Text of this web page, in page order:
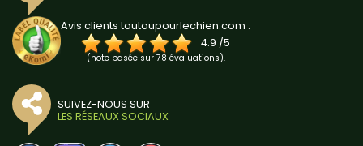
Avis clients toutoupourlechien.com :
4.9 /5
(note basée sur 78 évaluations).
SUIVEZ-NOUS SUR
LES RÉSEAUX SOCIAUX